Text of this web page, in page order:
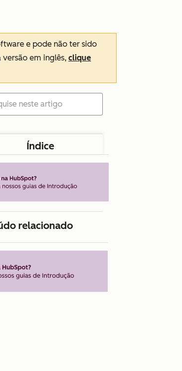
e pode não ter sido
em inglês, clique
Índice
relacionado